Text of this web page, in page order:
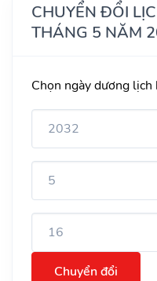
CHUYỂN ĐỔI
THÁNG 5 NĂM
Chọn ngày dương lịch
Chuyển đổi